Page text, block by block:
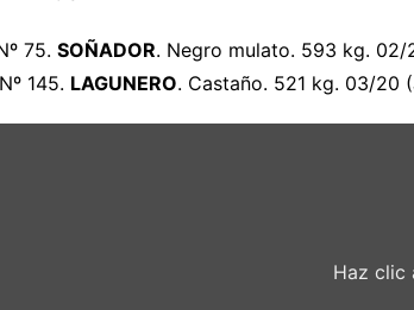
75. SOÑADOR. Negro mulato. 593 kg. 02/
145. LAGUNERO. Castaño. 521 kg. 03/20
Haz clic